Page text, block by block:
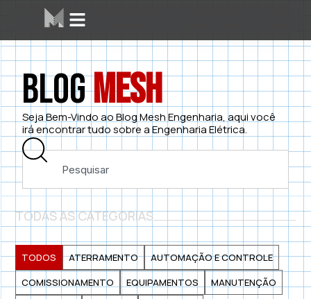
BlogMesh
Seja Bem-Vindo ao Blog Mesh Engenharia, aqui você
irá encontrar tudo sobre a Engenharia Elétrica.
TODAS AS CATEGORIAS
ATERRAMENTO
AUTOMAÇÃO E CONTROLE
COMISSIONAMENTO
EQUIPAMENTOS
MANUTENÇÃO
TODOS